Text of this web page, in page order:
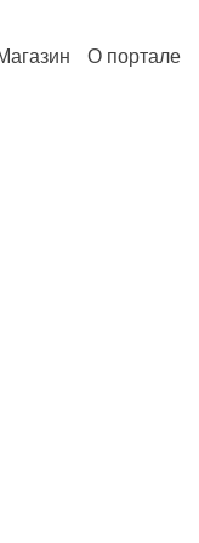
О портале